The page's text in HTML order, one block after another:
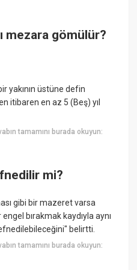
mezara gömülür?
yakının üstüne defin
itibaren en az 5 (Beş) yıl
tamamını burada okuyun:
mi?
gibi bir mazeret varsa
bırakmak kaydıyla aynı
belirtti.
tamamını burada okuyun: